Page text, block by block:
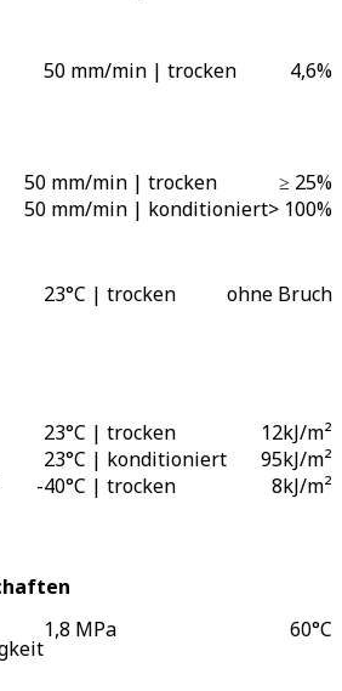
50 mm/min | trocken 4,6%
50 mm/min | trocken
50 mm/min | konditioniert
≥ 25%
> 100%
23°C | trocken ohne Bruch
23°C | trocken
23°C | konditioniert
40°C | trocken
-
12kJ/m²
95kJ/m²
8kJ/m²
1,8 MPa 60°C